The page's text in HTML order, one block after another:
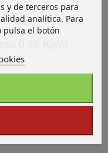
Redondo Inox IDS-20X1.5
y de terceros para
analítica. Para
pulsa el botón